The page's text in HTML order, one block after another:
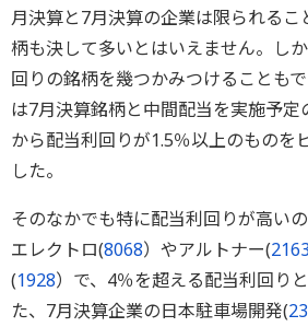
月決算と7月決算の企業は限られる
柄も決して多いとはいえません。し
回りの銘柄を幾つかみつけることも
は7月決算銘柄と中間配当を実施予
から配当利回りが1.5％以上のものを
した。
そのなかでも特に配当利回りが高い
エレクトロ(8068）やアルトナー(2163
(1928）で、4％を超える配当利回り
た、7月決算企業の日本駐車場開発(